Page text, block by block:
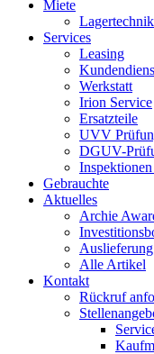
Miete
Lagertechnik
Services
Leasing
Werkstatt
Irion Service
Ersatzteile
UVV
DGUV-
Gebrauchte
Aktuelles
Archie
Alle Artikel
Kontakt
Rückruf